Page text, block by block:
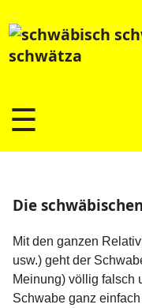
schwätza
☰
Die
Mit den ganzen
usw.) geht der
Meinung) völlig falsch
Schwabe ganz